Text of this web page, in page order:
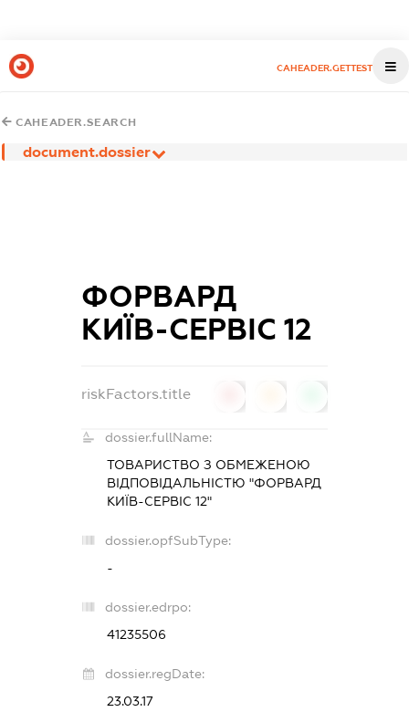
CAHEADER.GETTEST
CAHEADER.SEARCH
document.dossier
ФОРВАРД
КИЇВ-СЕРВІС 12
riskFactors.title
dossier.fullName:
ТОВАРИСТВО З ОБМЕЖЕНОЮ
ВІДПОВІДАЛЬНІСТЮ "ФОРВАРД
КИЇВ-СЕРВІС 12"
dossier.opfSubType:
-
dossier.edrpo:
41235506
dossier.regDate:
23.03.17